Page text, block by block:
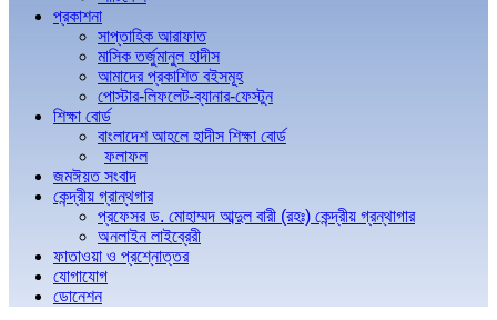
প্রকাশনা
সাপ্তাহিক আরাফাত
মাসিক তর্জুমানুল হাদীস
আমাদের প্রকাশিত বইসমূহ
পোস্টার-লিফলেট-ব্যানার-ফেস্টুন
শিক্ষা বোর্ড
বাংলাদেশ আহলে হাদীস শিক্ষা বোর্ড
ফলাফল
জমঈয়ত সংবাদ
কেন্দ্রীয় গ্রান্থগার
প্রফেসর ড. মোহাম্মদ আব্দুল বারী (রহঃ) কেন্দ্রীয় গ্রন্থাগার
অনলাইন লাইব্রেরী
ফাতাওয়া ও প্রশ্নোত্তর
যোগাযোগ
ডোনেশন